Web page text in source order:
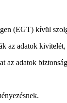
(EGT) kívül
az adatok
adatok